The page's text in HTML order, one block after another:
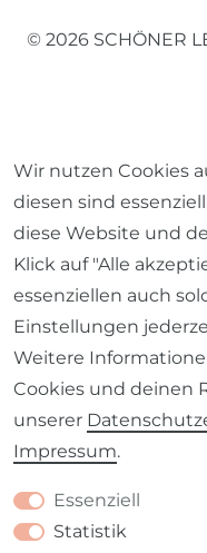
© 2026 SCHÖNER
Impressum
Wir nutzen Cookies
diesen sind
diese Website und
Klick auf "Alle
essenziellen auch
Einstellungen
Weitere
Cookies und deinen
unserer
Impressum.
Essenziell
Statistik